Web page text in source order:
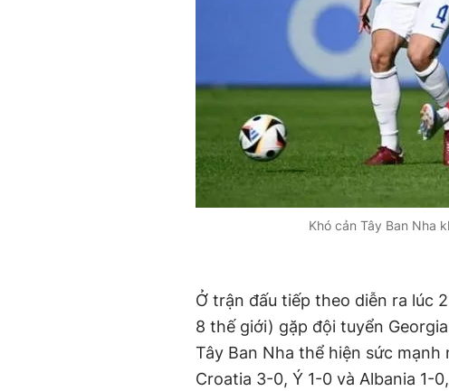
Khó cản Tây Ban Nha
Ở trận đấu tiếp theo diễn ra lúc 2
8 thế giới) gặp đội tuyển
Tây Ban Nha thể hiện sức
Croatia 3-0, Ý 1-0 và Albania 1-